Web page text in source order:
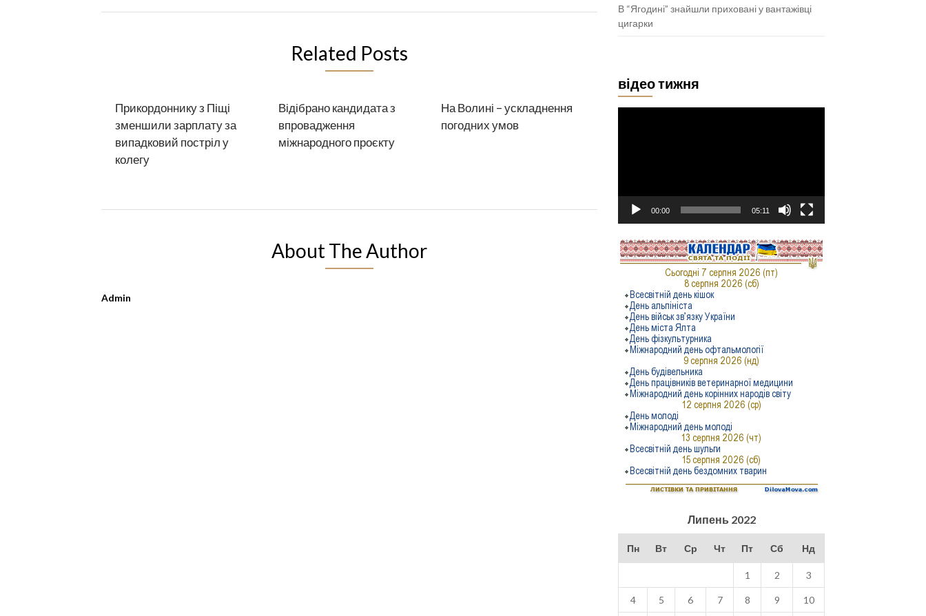
Related Posts
Прикордоннику з Піщі
зменшили зарплату за
випадковий постріл у
колегу
Відібрано кандидата з
впровадження
міжнародного проєкту
На Волині – ускладнення
погодних умов
About The Author
Admin
В “Ягодині” знайшли приховані у вантажівці
цигарки
відео тижня
00:00 05:11
Липень 2022
Пн Вт Ср Чт Пт Сб Нд
1 2 3
4 5 6 7 8 9 10